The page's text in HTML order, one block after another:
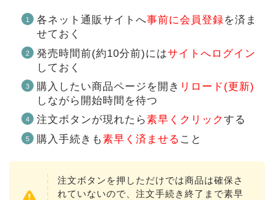
各ネット通販サイトへ事前に会員登録を済ま
せておく
発売時間前(約10分前)にはサイトへログイン
しておく
購入したい商品ページを開き リロード(更新)
しながら開始時間を待つ
注文ボタンが現れたら素早くクリック する
購入手続きも素早く済ませる こと
注文ボタンを押しただけでは商品は確保さ
れていないので、注文手続き終了まで素早